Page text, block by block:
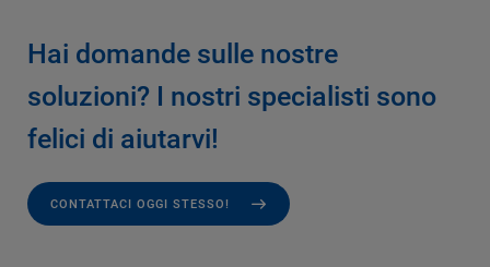
Hai domande sulle nostre
soluzioni? I nostri specialisti sono
felici di aiutarvi!
CONTATTACI OGGI STESSO!